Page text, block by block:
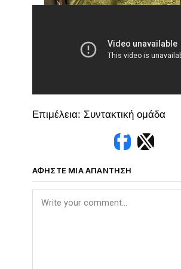
Επιμέλεια: Συντακτική ομάδα
ΑΦΉΣΤΕ ΜΙΑ ΑΠΆΝΤΗΣΗ